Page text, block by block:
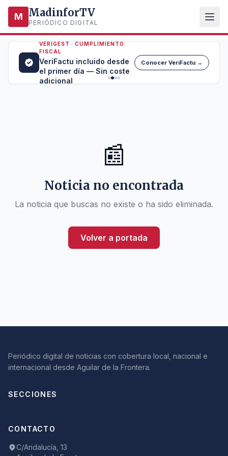
M MadinforTV
PERIÓDICO DIGITAL
VERIGEST · CUMPLIMIENTO
FISCAL
VeriFactu incluido desde
el primer día — Sin coste
adicional
Conocer VeriFactu →
📰
Noticia no encontrada
La noticia que buscas no existe o ha sido eliminada.
Volver a portada
Periódico digital de noticias con cobertura local, nacional e
internacional desde Aguilar de la Frontera.
SECCIONES
CONTACTO
C/Andalucía, 13